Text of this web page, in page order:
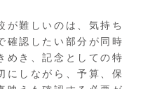
が難しいのは、気持ち
確認したい部分が同時
めき、記念としての特
にしながら、予算、保